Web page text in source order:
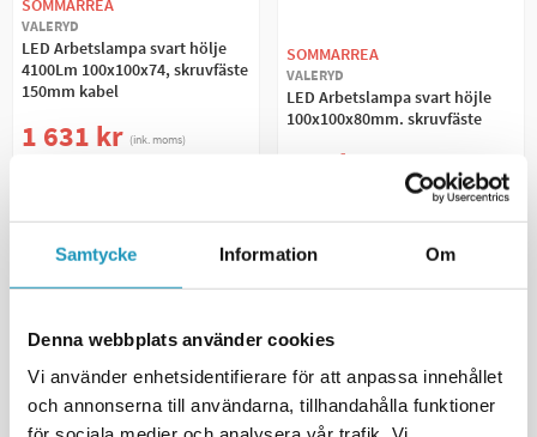
Samtycke Information Om
Denna webbplats använder cookies
Vi använder enhetsidentifierare för att anpassa innehållet
och annonserna till användarna, tillhandahålla funktioner
SOMMARREA
VALERYD
LED Arbetslampa svart hölje
4100Lm 100x100x74, skruvfäste
150mm kabel
1 631 kr (ink. moms)
+ LÄGG I KUNDVAGN
SOMMARREA
VALERYD
LED Arbetslampa svart höjle
100x100x80mm. skruvfäste
671 kr 789 kr
BESTÄLLNINGSVARA
+ LÄGG I KUNDVAGN